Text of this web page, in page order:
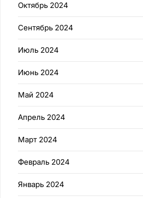
Октябрь 2024
Сентябрь 2024
Июль 2024
Июнь 2024
Май 2024
Апрель 2024
Март 2024
Февраль 2024
Январь 2024